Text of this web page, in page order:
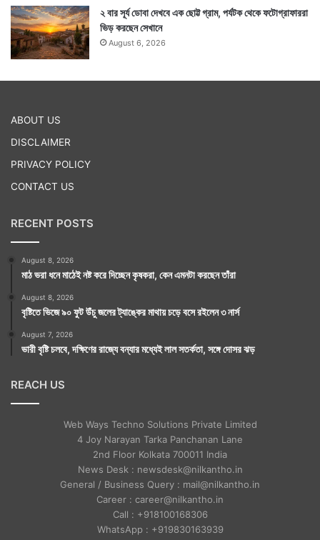
২ বার সূর্য ডোবা দেখবে এক ছোট্ট গ্রাম, পর্যটক থেকে ফটোগ্রাফাররা
ভিড় করছেন সেখানে
August 6, 2026
ABOUT US
DISCLAIMER
PRIVACY POLICY
CONTACT US
RECENT POSTS
August 8, 2026
মাঠ ভরা ধনে মাঠেই নষ্ট করে দিচ্ছেন কৃষকরা, কেন এমনটা করছেন তাঁরা
August 8, 2026
বৃষ্টিতে ভিজে ৯০ ফুট উঁচু জলের ট্যাঙ্কের মাথায় চড়ে বসে রইলেন ৩ নার্স
August 7, 2026
ভারী বৃষ্টি চলবে, দক্ষিণের রাজ্যে বন্যার মধ্যেই লাল সতর্কতা, সঙ্গে দোসর ঝড়
REACH US
Web Ways Techno Solutions Private Limited
4 Joy Narayan Tarka Panchanan Lane
2nd Floor Kolkata 700011 India
News Desk : newsdesk@nilkantho.in
General / Business Query : mail@nilkantho.in
Career : career@nilkantho.in
Call : +918100168306
WhatsApp : +919830163939